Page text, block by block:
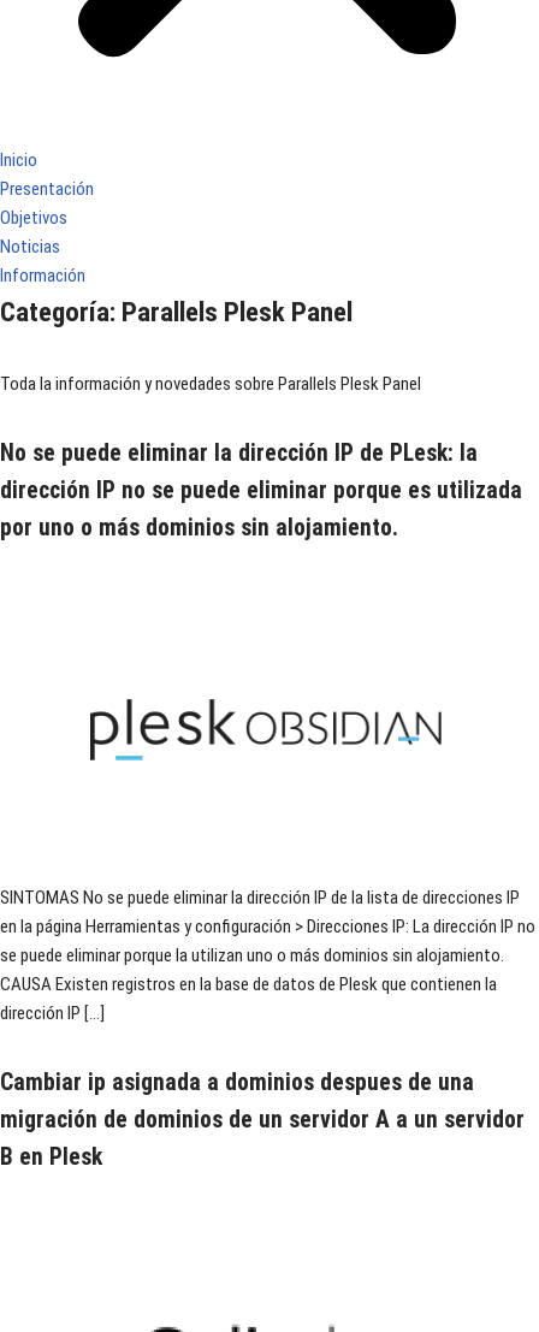
Inicio
Presentación
Objetivos
Noticias
Información
Categoría: Parallels Plesk Panel
Toda la información y novedades sobre Parallels Plesk Panel
No se puede eliminar la dirección IP de PLesk: la
dirección IP no se puede eliminar porque es utilizada
por uno o más dominios sin alojamiento.
SINTOMAS No se puede eliminar la dirección IP de la lista de direcciones IP
en la página Herramientas y configuración > Direcciones IP: La dirección IP no
se puede eliminar porque la utilizan uno o más dominios sin alojamiento.
CAUSA Existen registros en la base de datos de Plesk que contienen la
dirección IP […]
Cambiar ip asignada a dominios despues de una
migración de dominios de un servidor A a un servidor
B en Plesk